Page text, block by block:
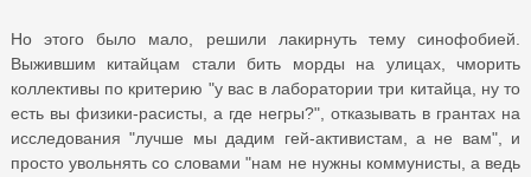
Но этого было мало, решили лакирнуть тему синофобией.
Выжившим китайцам стали бить морды на улицах, чморить
коллективы по критерию "у вас в лаборатории три китайца, ну то
есть вы физики-расисты, а где негры?", отказывать в грантах на
исследования "лучше мы дадим гей-активистам, а не вам", и
просто увольнять со словами "нам не нужны коммунисты, а ведь